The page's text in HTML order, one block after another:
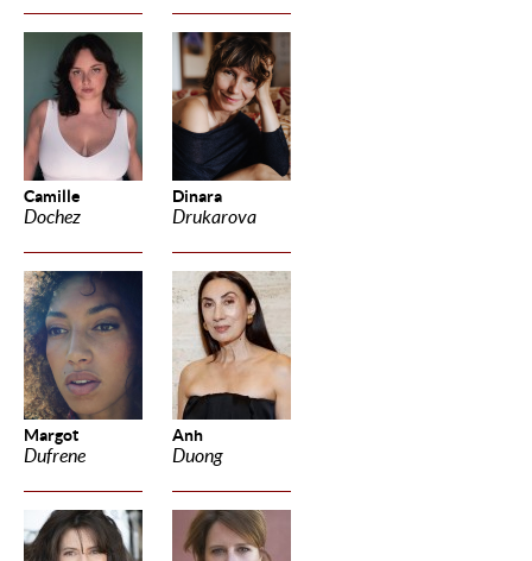
Camille
Dochez
Dinara
Drukarova
Margot
Dufrene
Anh
Duong